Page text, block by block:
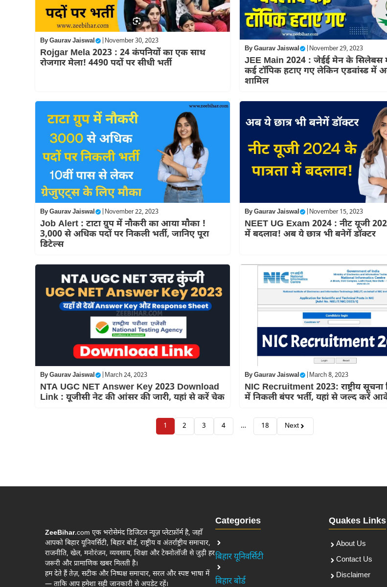
ByGaurav Jaiswal November 30, 2023
Rojgar Mela 2023 : 24 कंपनियों का एक साथ
रोजगार मेला! 4490 पदों पर सीधी भर्ती
ByGaurav Jaiswal | November 29, 2023
JEE Main 2024 : जेईई मेन के सिलेबस
कई टॉपिक हटाए गए लेकिन एडवांस्ड में
शामिल
ByGaurav Jaiswal November 22, 2023
Job Alert : टाटा ग्रुप में नौकरी का आया मौका !
3,000 से अधिक पदों पर निकली भर्ती, जानिए पूरा
डिटेल्स
ByGaurav Jaiswal | November 15, 2023
NEET UG Exam 2024 : नीट यूजी
में बदलाव! अब ये छात्र भी बनेगें डॉक्टर
ByGaurav Jaiswal March 24, 2023
NTA UGC NET Answer Key 2023 Download
Link : यूजीसी नेट की आंसर की जारी, यहां से करें चेक
ByGaurav Jaiswal | March 8, 2023
NIC Recruitment 2023: राष्ट्रीय सूचना
में निकली बंपर भर्ती, यहां से जल्द करें
1 2 3 4 … 18 Next
ZeeBihar.com एक भरोसेमंद डिजिटल न्यूज़ प्लेटफ़ॉर्म है, जहाँ
आपको बिहार यूनिवर्सिटी, बिहार बोर्ड, राष्ट्रीय व अंतर्राष्ट्रीय समाचार,
राजनीति, खेल, मनोरंजन, व्यवसाय, शिक्षा और टेक्नोलॉजी से जुड़ी हर
जरूरी और प्रामाणिक खबर मिलती है।
हम देते हैं तेज़, सटीक और निष्पक्ष समाचार, सरल और स्पष्ट भाषा में
— ताकि आप हमेशा सही जानकारी से अपडेट रहें।
Categories
बिहार यूनिवर्सिटी
बिहार बोर्ड
Quakes Links
About Us
Contact Us
Disclaimer